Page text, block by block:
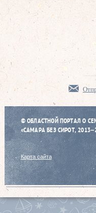
© ОБЛАСТНОЙ ПОРТАЛ О
«САМАРА БЕЗ СИРОТ,
Карта сайта